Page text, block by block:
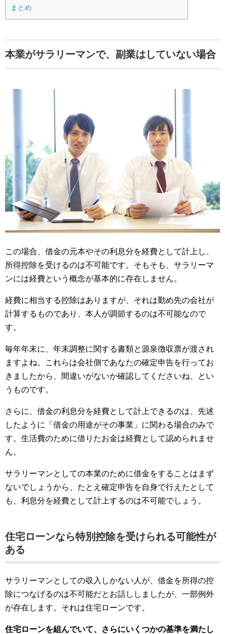
まとめ
本業がサラリーマンで、副業はしていない場合
この場合、借金の元本やその利息分を経費として計上し、
所得控除を受けるのは不可能です。そもそも、サラリーマ
ンには経費という概念が基本的に存在しません。
経費に相当する控除はありますが、それは勤め先の会社が
計算するものであり、本人が調節するのは不可能なので
す。
毎年年末に、年末調整に関する書類と源泉徴収票が渡され
ますよね。これらは会社側であなたの確定申告を行ってお
きましたから、間違いがないか確認してくださいね、とい
うものです。
さらに、借金の利息分を経費として計上できるのは、先述
したように「借金の用途がその事業」に関わる場合のみで
す。生活費のために借りたお金は経費として認められませ
ん。
サラリーマンとしての本業のために借金をすることはまず
ないでしょうから、たとえ確定申告を自身で行えたとして
も、利息分を経費として計上するのは不可能でしょう。
住宅ローンなら特別控除を受けられる可能性が
ある
サラリーマンとしての収入しかない人が、借金を所得の控
除につなげるのは不可能だとお話ししましたが、一部例外
が存在します。それは住宅ローンです。
住宅ローンを組んでいて、さらにいくつかの基準を満たし